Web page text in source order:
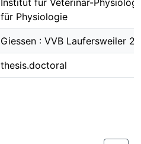
Institut für Veterinär-
für Physiologie
Giessen : VVB Laufersweiler
thesis.doctoral